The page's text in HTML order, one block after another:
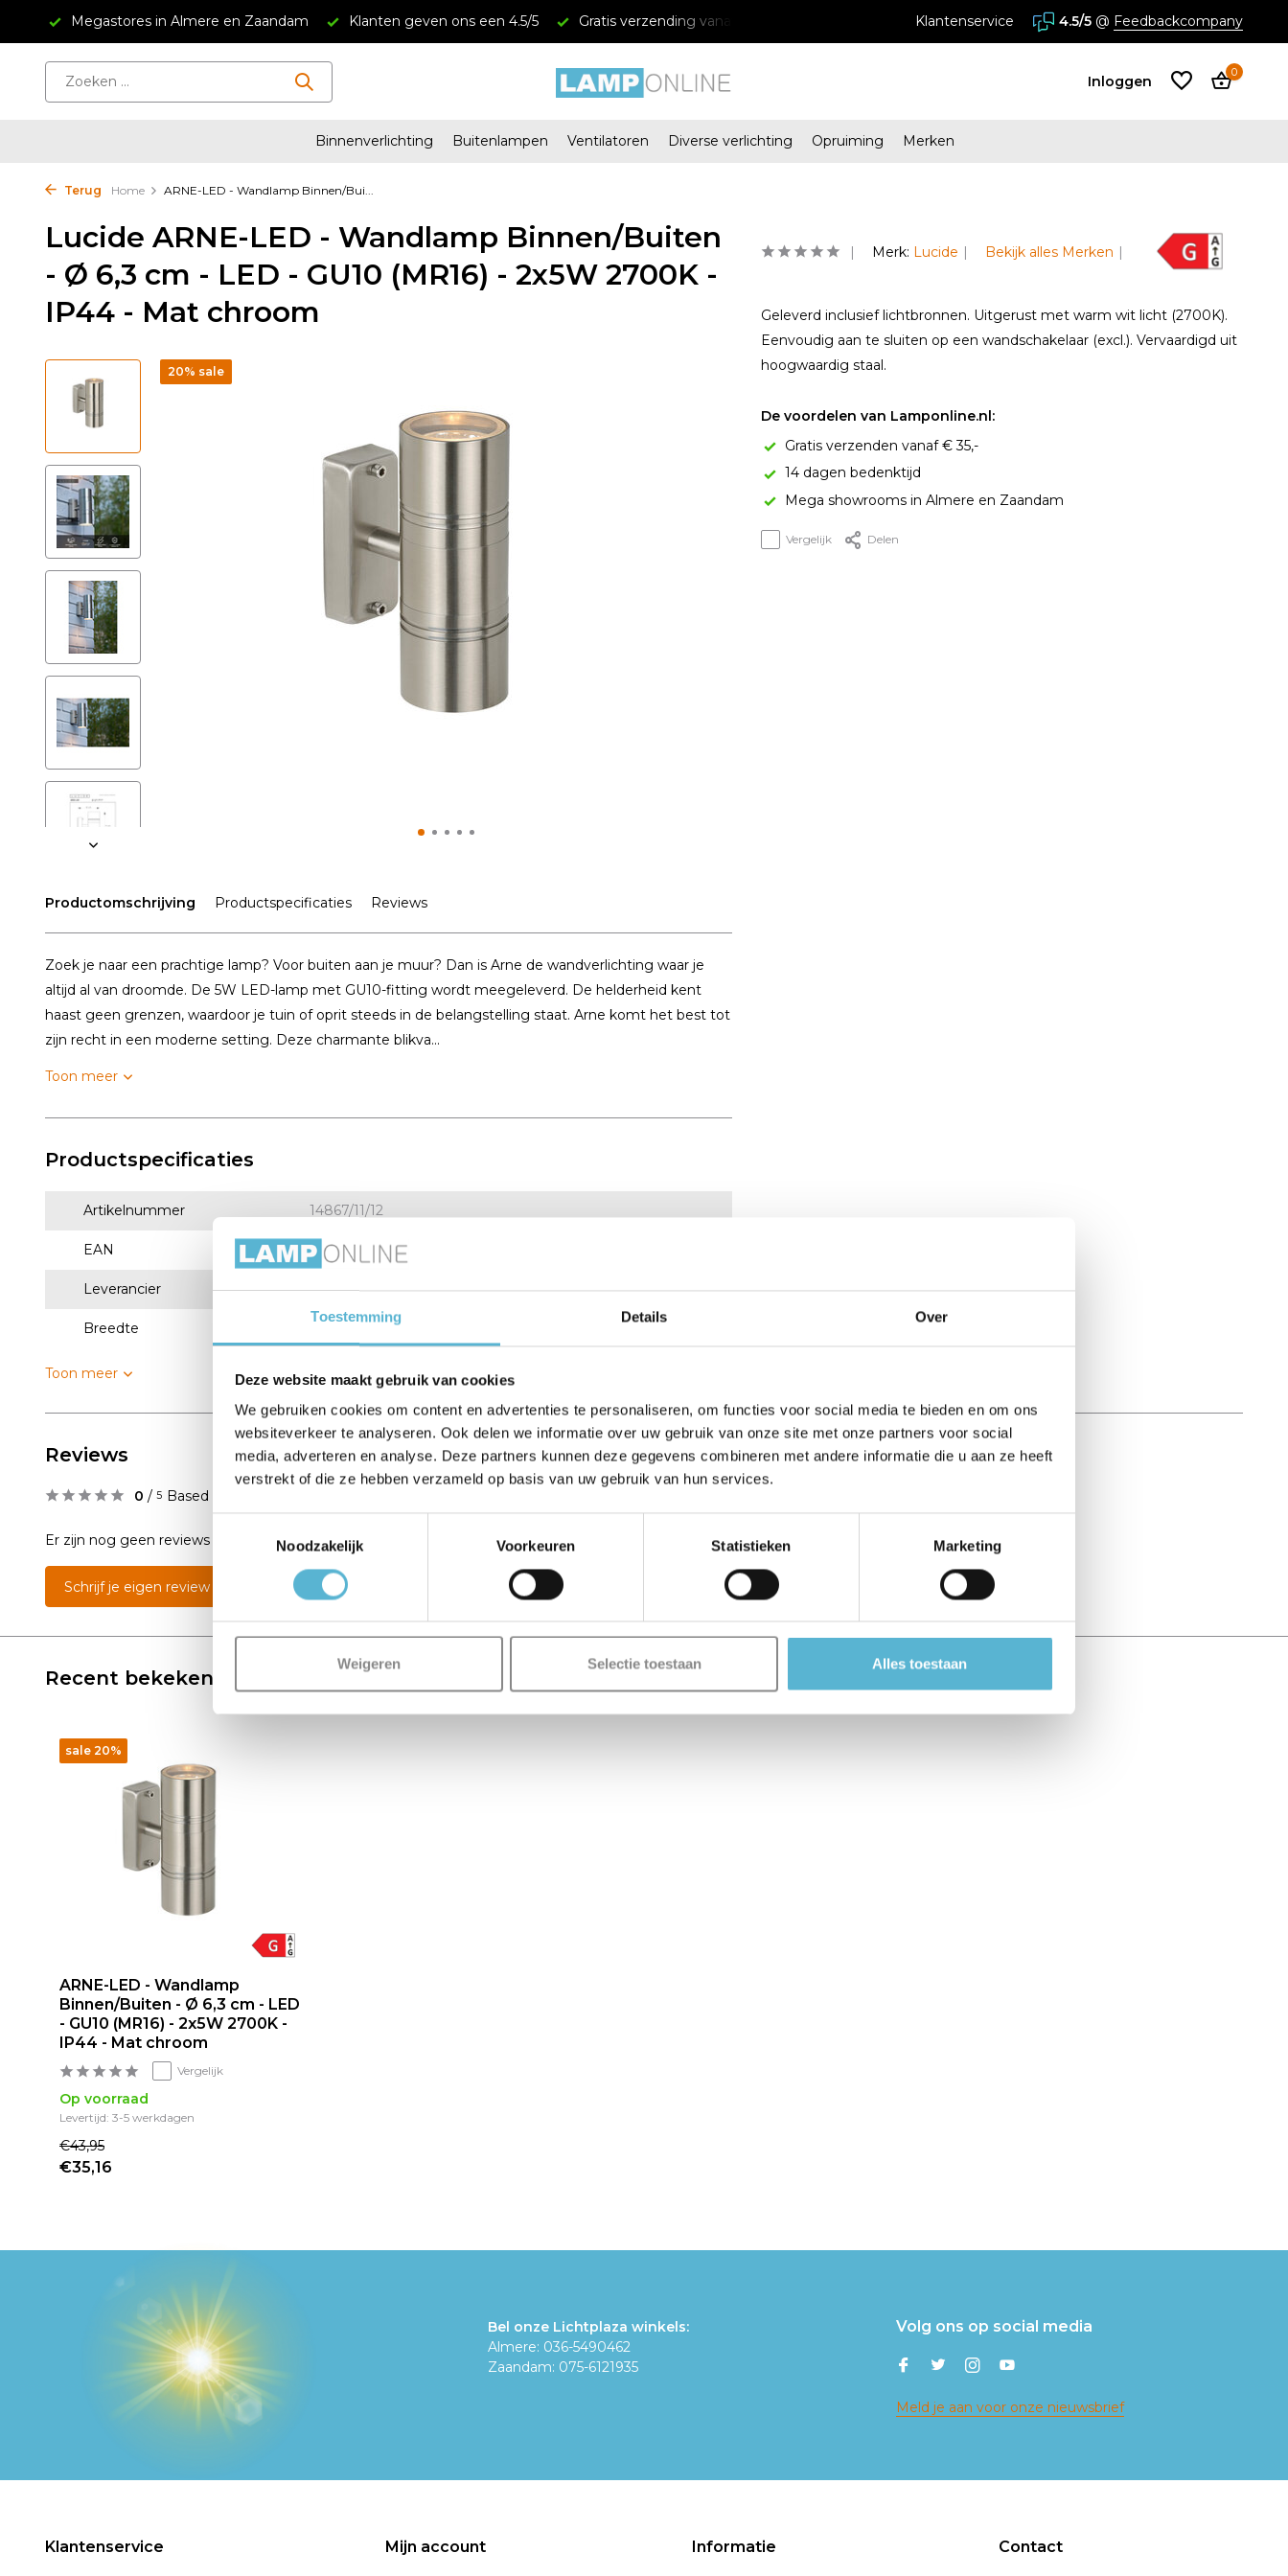
Toestemming Details Over
Deze website maakt gebruik van cookies
We gebruiken cookies om content en advertenties te personaliseren, om functies voor social media te bieden en om ons
websiteverkeer te analyseren. Ook delen we informatie over uw gebruik van onze site met onze partners voor social
media, adverteren en analyse. Deze partners kunnen deze gegevens combineren met andere informatie die u aan ze heeft
verstrekt of die ze hebben verzameld op basis van uw gebruik van hun services.
Noodzakelijk
Voorkeuren Statistieken Marketing
Weigeren Selectie toestaan Alles toestaan
Klanten geven ons een 4.5/5 Gratis verzending vanaf € 34,95 Megastores in Almere en Zaandam Klantenservice 4.5/5 @ Feedbackcompany
Inloggen
Account
aanmaken
0
Binnenverlichting Buitenlampen Ventilatoren Diverse verlichting Opruiming Merken
Terug Home ARNE-LED - Wandlamp Binnen/Bui...
Lucide ARNE-LED - Wandlamp Binnen/Buiten
- Ø 6,3 cm - LED - GU10 (MR16) - 2x5W 2700K -
IP44 - Mat chroom
20% sale
Productomschrijving Productspecificaties Reviews
Zoek je naar een prachtige lamp? Voor buiten aan je muur? Dan is Arne de wandverlichting waar je
altijd al van droomde. De 5W LED-lamp met GU10-fitting wordt meegeleverd. De helderheid kent
haast geen grenzen, waardoor je tuin of oprit steeds in de belangstelling staat. Arne komt het best tot
zijn recht in een moderne setting. Deze charmante blikva...
Toon meer
Productspecificaties
Artikelnummer 14867/11/12
EAN 5411212143976
Leverancier Lucide
Breedte
Toon meer
Merk: Lucide Bekijk alles Merken
Geleverd inclusief lichtbronnen. Uitgerust met warm wit licht (2700K).
Eenvoudig aan te sluiten op een wandschakelaar (excl.). Vervaardigd uit
hoogwaardig staal.
De voordelen van Lamponline.nl:
Gratis verzenden vanaf € 35,-
14 dagen bedenktijd
Mega showrooms in Almere en Zaandam
Vergelijk Delen
Reviews
0 / 5 Based on 0 reviews
Er zijn nog geen reviews geschreven over dit product..
Schrijf je eigen review
Recent bekeken
sale 20%
ARNE-LED - Wandlamp
Binnen/Buiten - Ø 6,3 cm - LED
- GU10 (MR16) - 2x5W 2700K -
IP44 - Mat chroom
Vergelijk
Op voorraad
Levertijd: 3-5 werkdagen
€43,95
€35,16
Bel onze Lichtplaza winkels:
Almere: 036-5490462
Zaandam: 075-6121935
Volg ons op social media
Meld je aan voor onze nieuwsbrief
Klantenservice Mijn account Informatie Contact